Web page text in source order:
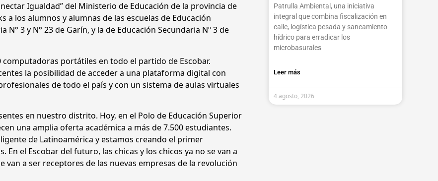
Igualdad” del Ministerio de Educación de la provincia de
a los alumnos y alumnas de las escuelas de Educación
N° 3 y N° 23 de Garín, y la de Educación Secundaria Nº 3 de
computadoras portátiles en todo el partido de Escobar.
la posibilidad de acceder a una plataforma digital con
de todo el país y con un sistema de aulas virtuales
en nuestro distrito. Hoy, en el Polo de Educación Superior
una amplia oferta académica a más de 7.500 estudiantes.
de Latinoamérica y estamos creando el primer
el Escobar del futuro, las chicas y los chicos ya no se van a
a ser receptores de las nuevas empresas de la revolución
Patrulla Ambiental, una iniciativa
integral que combina fiscalización en
calle, logística pesada y saneamiento
hídrico para erradicar los
microbasurales
Leer más
4 agosto, 2026